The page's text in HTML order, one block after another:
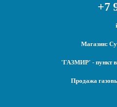
+7
Магазин:
'ГАЗМИР' - пункт
Продажа